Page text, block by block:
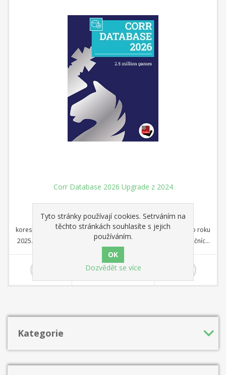
Corr Database 2026 Upgrade z 2024
Nová databáze Corr Database 2026 je rozsáhlá sbírka
korespondenčních partií ChessBase z období od roku 1804 do roku
2025. S více než 80 000 turnaji a přes 2,5 miliony korespondenčních
partií je Corr 2026 nezbytností pro všechny fanoušky
korespondenčního šachu.
Od 2 430,00 Kč
Kategorie
Tyto stránky používají cookies. Setrváním na
těchto stránkách souhlasíte s jejich
používáním.
Dozvědět se více